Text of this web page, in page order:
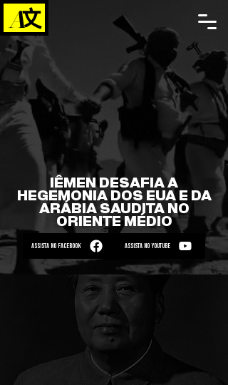
IÊMEN DESAFIA A
HEGEMONIA DOS EUA E DA
ARÁBIA SAUDITA NO
ORIENTE MÉDIO
ASSISTA NO FACEBOOK ASSISTA NO YOUTUBE